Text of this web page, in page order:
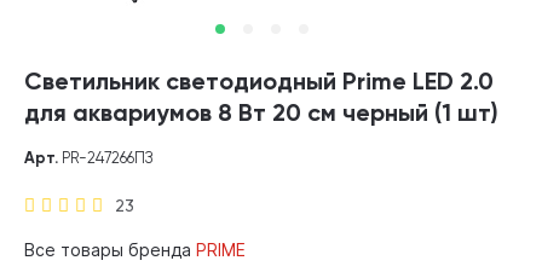
Светильник светодиодный Prime LED 2.0
для аквариумов 8 Вт 20 см черный (1 шт)
23
Арт. PR-247266ПЗ
Все товары бренда PRIME